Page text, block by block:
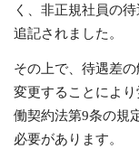
く、非正規社員の
追記されました。
その上で、待遇差
変更することによ
働契約法第9条の規
必要があります。